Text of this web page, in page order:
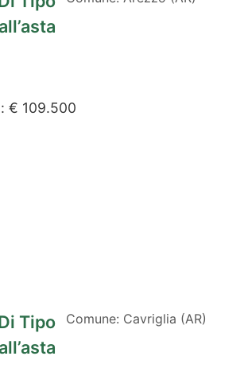
€ 109.500
Tipo
Comune: Cavriglia (AR)